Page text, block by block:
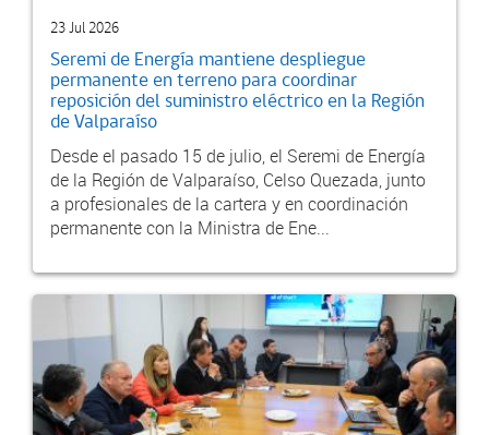
23 Jul 2026
Seremi de Energía mantiene despliegue
permanente en terreno para coordinar
reposición del suministro eléctrico en la Región
de Valparaíso
Desde el pasado 15 de julio, el Seremi de Energía
de la Región de Valparaíso, Celso Quezada, junto
a profesionales de la cartera y en coordinación
permanente con la Ministra de Ene...